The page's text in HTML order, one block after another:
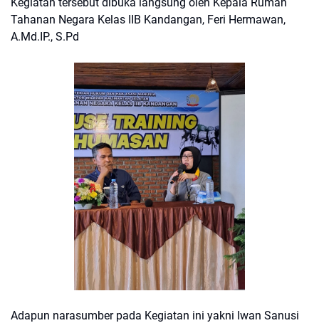
Tahanan Negara Kelas IIB Kandangan, Feri Hermawan,
A.Md.IP., S.Pd
Adapun narasumber pada Kegiatan ini yakni Iwan Sanusi